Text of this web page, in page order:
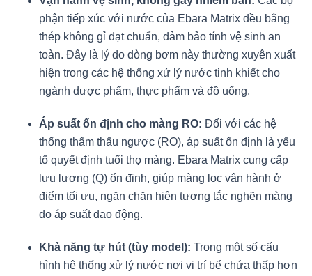
phận tiếp xúc với nước của Ebara Matrix đều bằng
thép không gỉ đạt chuẩn, đảm bảo tính vệ sinh an
toàn. Đây là lý do dòng bơm này thường xuyên xuất
hiện trong các hệ thống xử lý nước tinh khiết cho
ngành dược phẩm, thực phẩm và đồ uống.
Áp suất ổn định cho màng RO: Đối với các hệ
thống thẩm thấu ngược (RO), áp suất ổn định là yếu
tố quyết định tuổi thọ màng. Ebara Matrix cung cấp
lưu lượng (Q) ổn định, giúp màng lọc vận hành ở
điểm tối ưu, ngăn chặn hiện tượng tắc nghẽn màng
do áp suất dao động.
Khả năng tự hút (tùy model): Trong một số cấu
hình hệ thống xử lý nước nơi vị trí bể chứa thấp hơn